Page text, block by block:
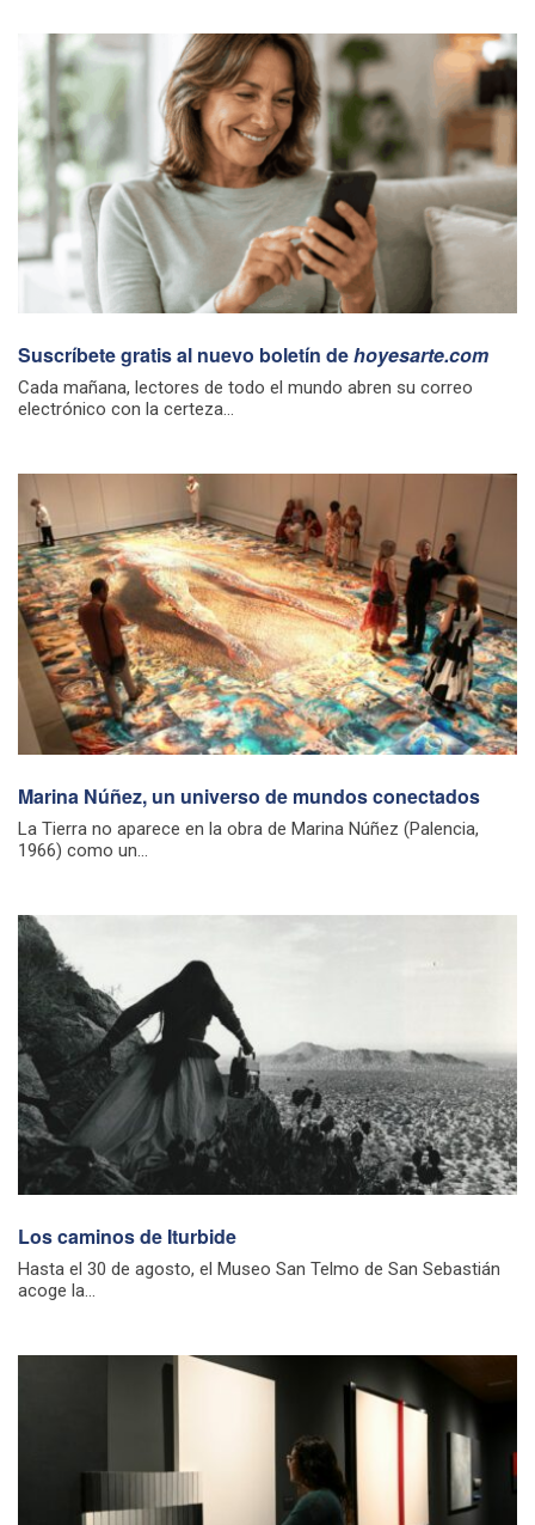
Suscríbete gratis al nuevo boletín dehoyesarte.com
Cada mañana, lectores de todo el mundo abren su correo
electrónico con la certeza...
Marina Núñez, un universo de mundos conectados
La Tierra no aparece en la obra de Marina Núñez (Palencia,
1966) como un...
Los caminos de Iturbide
Hasta el 30 de agosto, el Museo San Telmo de San Sebastián
acoge la...